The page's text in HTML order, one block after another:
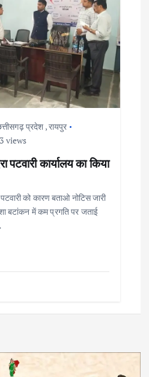
प्रदेश ,रायपुर
3 views
कार्यालय का किया
को कारण बताओ नोटिस जारी
बटांकन में कम प्रगति पर जताई